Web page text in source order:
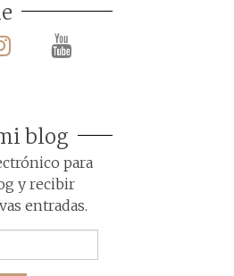
blog
para
y recibir
entradas.